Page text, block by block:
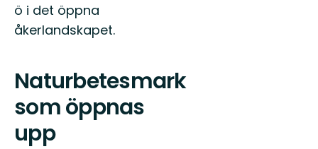
ö i det öppna
åkerlandskapet.
Naturbetesmark
som öppnas
upp